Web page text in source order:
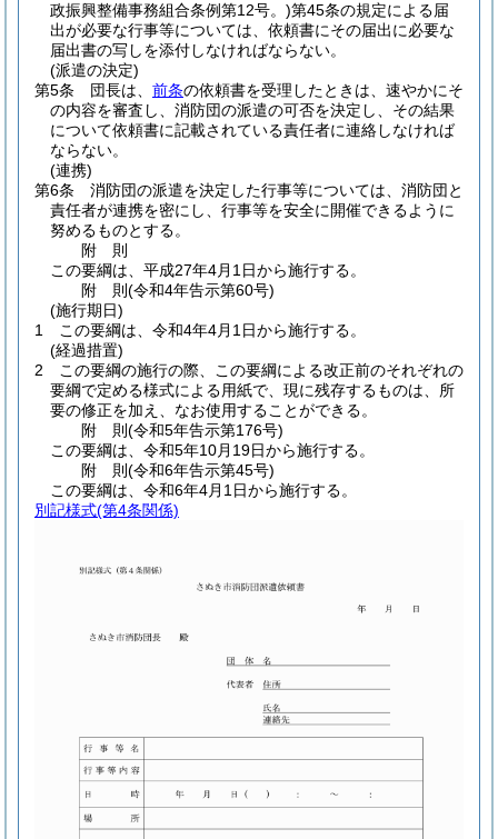
政振興整備事務組合条例第12号。)第45条の規定による届
出が必要な行事等については、依頼書にその届出に必要な
届出書の写しを添付しなければならない。
(派遣の決定)
第5条
団長は、 前条の依頼書を受理したときは、速やかにそ
の内容を審査し、消防団の派遣の可否を決定し、その結果
について依頼書に記載されている責任者に連絡しなければ
ならない。
(連携)
第6条
消防団の派遣を決定した行事等については、消防団と
責任者が連携を密にし、行事等を安全に開催できるように
努めるものとする。
附 則
この要綱は、平成27年4月1日から施行する。
附 則(令和4年告示第60号)
(施行期日)
1
この要綱は、令和4年4月1日から施行する。
(経過措置)
2
この要綱の施行の際、この要綱による改正前のそれぞれの
要綱で定める様式による用紙で、現に残存するものは、所
要の修正を加え、なお使用することができる。
附 則(令和5年告示第176号)
この要綱は、令和5年10月19日から施行する。
附 則(令和6年告示第45号)
この要綱は、令和6年4月1日から施行する。
別記様式(第4条関係)